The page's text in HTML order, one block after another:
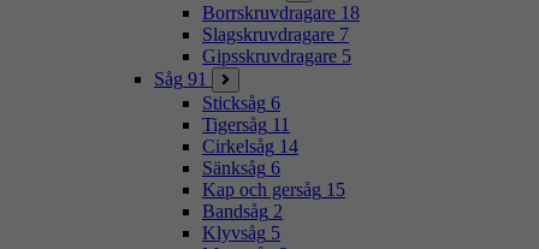
Borrskruvdragare 18
Slagskruvdragare 7
Gipsskruvdragare 5
Såg 91
Sticksåg 6
Tigersåg 11
Cirkelsåg 14
Sänksåg 6
Kap och gersåg 15
Bandsåg 2
Klyvsåg 5